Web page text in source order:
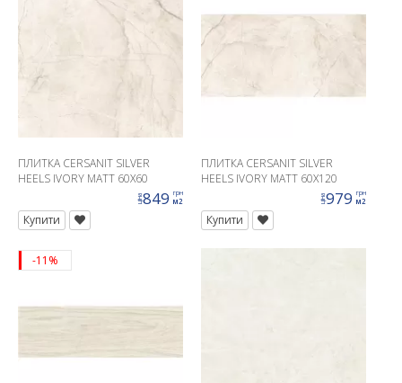
ПЛИТКА CERSANIT SILVER
HEELS IVORY MATT 60X60
ціна849 грн
м2
Купити
ПЛИТКА CERSANIT SILVER
HEELS IVORY MATT 60X120
ціна979 грн
м2
Купити
-11%